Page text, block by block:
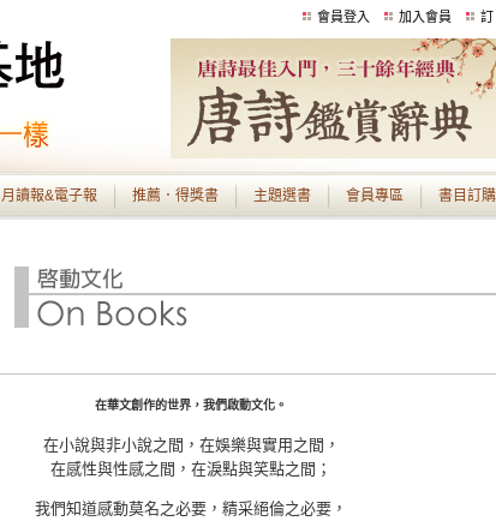
會員登入 加入會員 訂
月讀報&電子報 推薦．得獎書 主題選書 會員專區 書目訂
在華文創作的世界，我們啟動文化。
在小說與非小說之間，在娛樂與實用之間，
在感性與性感之間，在淚點與笑點之間；
我們知道感動莫名之必要，精采絕倫之必要，